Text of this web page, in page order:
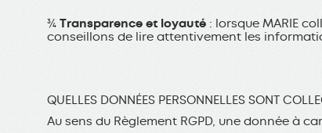
¾Transparence et loyauté : lorsque MARIE
conseillons de lire attentivement les
QUELLES DONNÉES PERSONNELLES SONT
Au sens du Règlement RGPD, une donnée à